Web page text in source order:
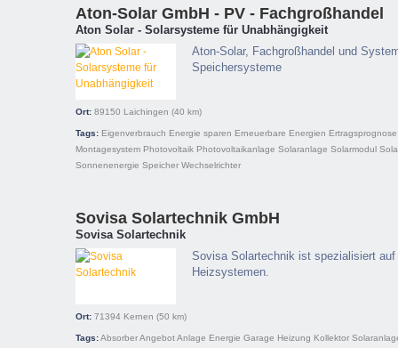
Aton-Solar GmbH - PV - Fachgroßhandel
Aton Solar - Solarsysteme für Unabhängigkeit
Aton-Solar, Fachgroßhandel und
Speichersysteme
Ort: 89150 Laichingen (40 km)
Tags: Eigenverbrauch Energie sparen Erneuerbare Energien Ertragsprognose
Montagesystem Photovoltaik Photovoltaikanlage Solaranlage Solarmodul
Sonnenenergie Speicher Wechselrichter
Sovisa Solartechnik GmbH
Sovisa Solartechnik
Sovisa Solartechnik ist spezialisiert auf
Heizsystemen.
Ort: 71394 Kernen (50 km)
Tags:AbsorberAngebotAnlage Energie Garage Heizung Kollektor